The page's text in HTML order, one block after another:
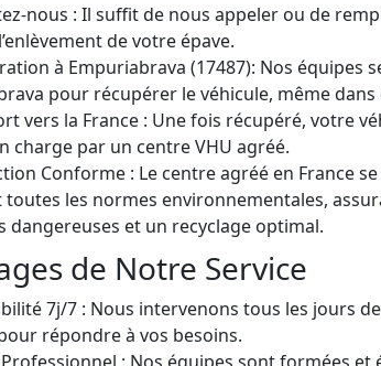
nous : Il suffit de nous appeler ou de
de votre épave.
à Empuriabrava (17487): Nos équipes
pour récupérer le véhicule, même dans
vers la France : Une fois récupéré, votre
charge par un centre VHU agréé.
Conforme : Le centre agréé en France
toutes les normes environnementales,
dangereuses et un recyclage optimal.
de Notre Service
7j/7 : Nous intervenons tous les jours
répondre à vos besoins.